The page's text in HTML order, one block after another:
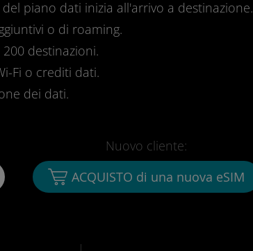
piano dati inizia all'arrivo a destinazione.
o di roaming.
destinazioni.
Fi o crediti dati.
dei dati.
Nuovo cliente:
ACQUISTO di una nuova eSIM